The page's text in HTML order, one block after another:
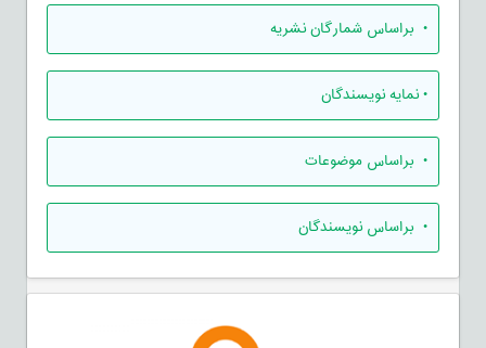
• براساس شمارگان نشریه
•نمایه نویسندگان
• براساس موضوعات
• براساس نویسندگان